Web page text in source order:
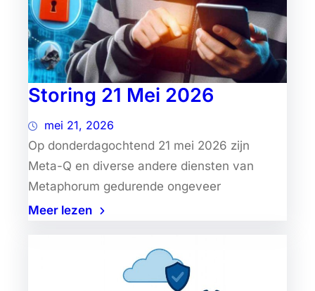
Storing 21 Mei 2026
mei 21, 2026
Op donderdagochtend 21 mei 2026 zijn
Meta-Q en diverse andere diensten van
Metaphorum gedurende ongeveer
Meer lezen